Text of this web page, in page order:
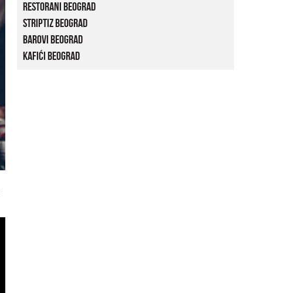
Restorani Beograd
Striptiz Beograd
Barovi Beograd
Kafići Beograd